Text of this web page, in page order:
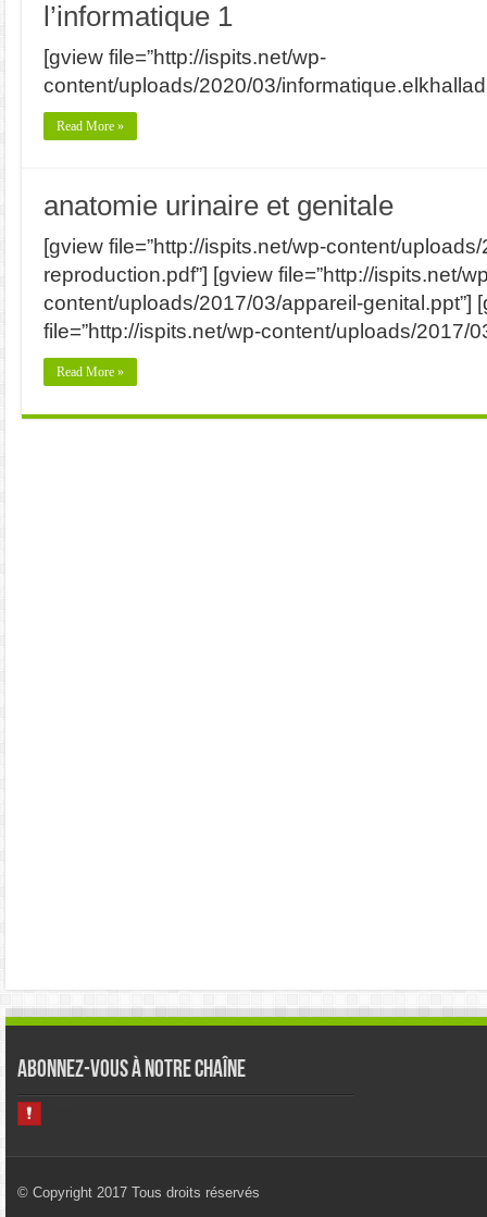
l’informatique 1
[gview file=”http://ispits.net/wp-
content/uploads/2020/03/
Read More »
anatomie urinaire et genitale
[gview file=”http://ispits.net/wp-content/
reproduction.pdf”] [gview file=”http://ispits.net/
content/uploads/2017/03/appareil-genital.ppt”]
file=”http://ispits.net/wp-content/uploads/2017/
Read More »
Abonnez-vous à notre chaîne
© Copyright 2017 Tous droits réservés